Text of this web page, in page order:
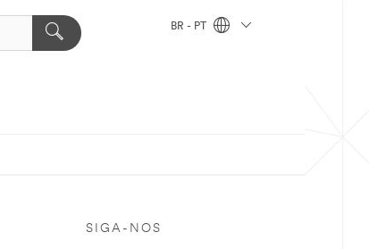
BR - PT
SIGA-NOS